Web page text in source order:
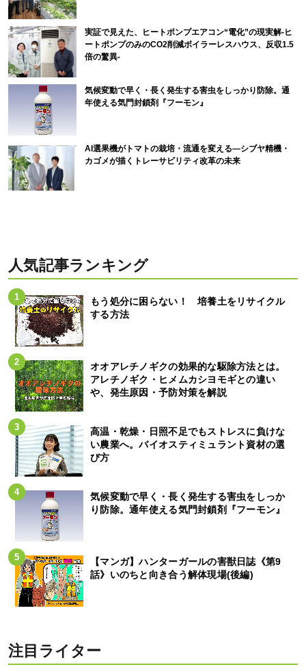
実証で見えた、ヒートポンプエアコン“電化”の現実解-ヒ
ートポンプのみのCO2削減ボイラーレスハウス、反収1.5
倍の驚異-
気候変動で早く・長く発生する害虫をしっかり防除。通
年使える気門封鎖剤『フーモン』
AI選果機がトマトの栽培・流通を変える―シブヤ精機・
カゴメが描くトレーサビリティ改革の未来
人気記事ランキング
もう処分に困らない！ 培養土をリサイクル
する方法
オオアレチノギクの効果的な駆除方法とは。
アレチノギク・ヒメムカシヨモギとの違い
や、発生原因・予防対策を解説
高温・乾燥・日照不足でもストレスに負けな
い農業へ。バイオスティミュラント資材の選
び方
気候変動で早く・長く発生する害虫をしっか
り防除。通年使える気門封鎖剤『フーモン』
【マンガ】ハンターガールの害獣日誌《第9
話》いのちと向き合う解体現場(後編)
注目ライター